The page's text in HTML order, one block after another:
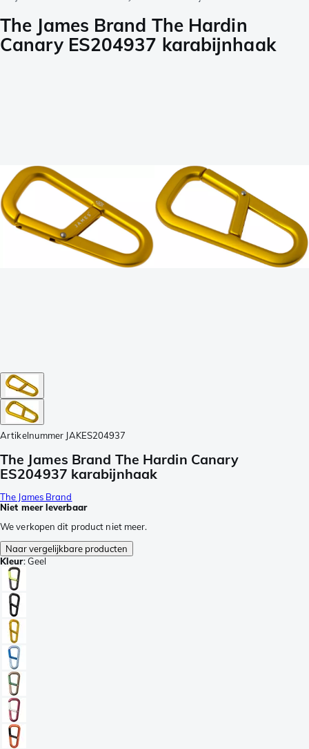
The James Brand The Hardin
Canary ES204937 karabijnhaak
Artikelnummer JAKES204937
The James Brand The Hardin Canary
ES204937 karabijnhaak
The James Brand
Niet meer leverbaar
We verkopen dit product niet meer.
Naar vergelijkbare producten
Kleur:Geel